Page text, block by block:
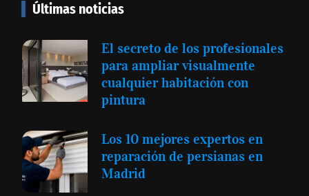
Últimas noticias
El secreto de los profesionales
para ampliar visualmente
cualquier habitación con
pintura
Los 10 mejores expertos en
reparación de persianas en
Madrid